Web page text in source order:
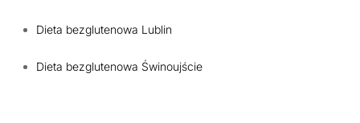
Dieta bezglutenowa Lublin
Dieta bezglutenowa Świnoujście